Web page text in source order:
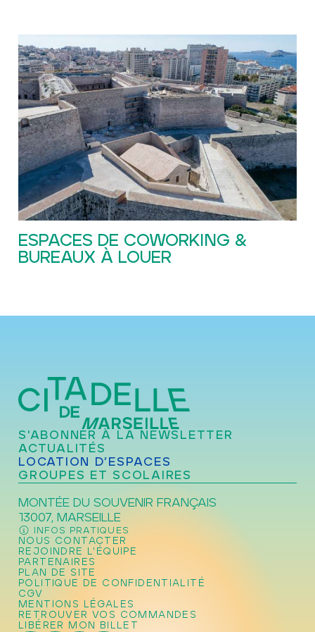
ESPACES DE COWORKING &
BUREAUX À LOUER
S'ABONNER À LA NEWSLETTER
ACTUALITÉS
LOCATION D’ESPACES
GROUPES ET SCOLAIRES
MONTÉE DU SOUVENIR FRANÇAIS
13007, MARSEILLE
INFOS PRATIQUES
NOUS CONTACTER
REJOINDRE L'ÉQUIPE
PARTENAIRES
PLAN DE SITE
POLITIQUE DE CONFIDENTIALITÉ
CGV
MENTIONS LÉGALES
RETROUVER VOS COMMANDES
LIBÉRER MON BILLET